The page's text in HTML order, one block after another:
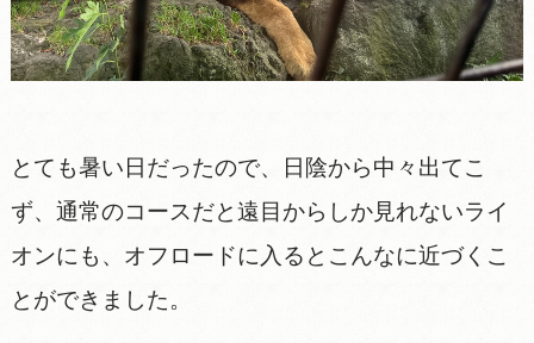
とても暑い日だったので、日陰から中々出てこ
ず、通常のコースだと遠目からしか見れないライ
オンにも、オフロードに入るとこんなに近づくこ
とができました。